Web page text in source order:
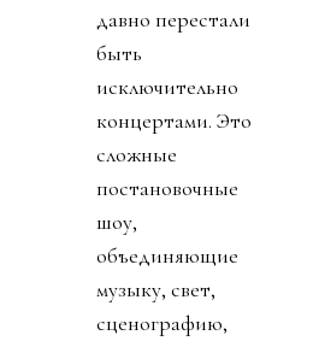
давно перестали
быть
исключительно
концертами. Это
сложные
постановочные
шоу,
объединяющие
музыку, свет,
сценографию,